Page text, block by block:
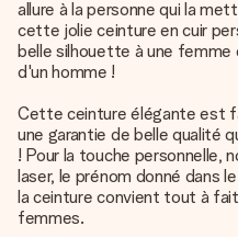
allure à la personne qui la
cette jolie ceinture en cuir
belle silhouette à une femme
d'un homme !
Cette ceinture élégante est
une garantie de belle qualité
! Pour la touche personnelle,
laser, le prénom donné dans
la ceinture convient tout à
femmes.